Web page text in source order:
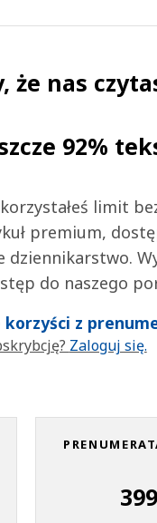
że nas
92%
limit
premium,
do naszego
z
Zaloguj się.